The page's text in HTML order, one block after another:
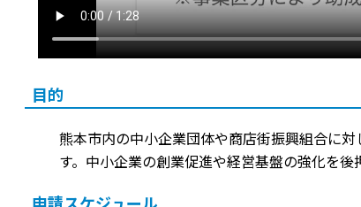
目的
熊本市内の中小企業団体や商店街振興組合に
す。中小企業の創業促進や経営基盤の強化を